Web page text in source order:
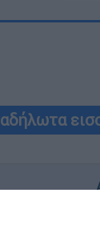
αδήλωτα